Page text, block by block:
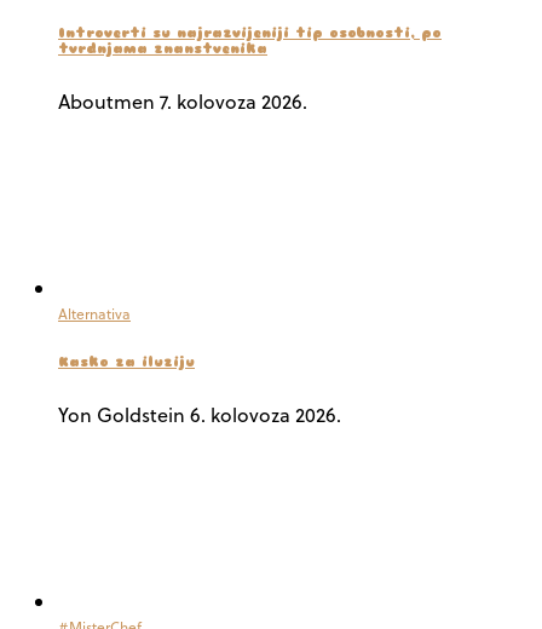
Introverti su najrazvijeniji tip osobnosti, po
tvrdnjama znanstvenika
Aboutmen 7. kolovoza 2026.
Alternativa
Kasko za iluziju
Yon Goldstein 6. kolovoza 2026.